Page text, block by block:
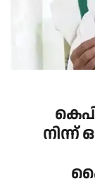
നിന്ന്